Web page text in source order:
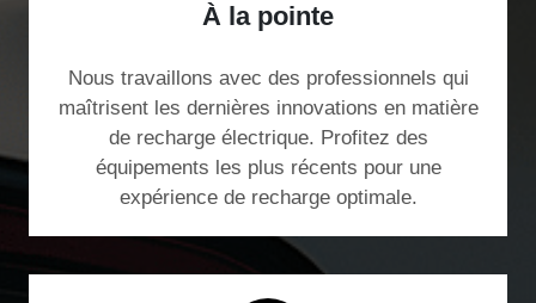
À la pointe
Nous travaillons avec des professionnels qui
maîtrisent les dernières innovations en matière
de recharge électrique. Profitez des
équipements les plus récents pour une
expérience de recharge optimale.